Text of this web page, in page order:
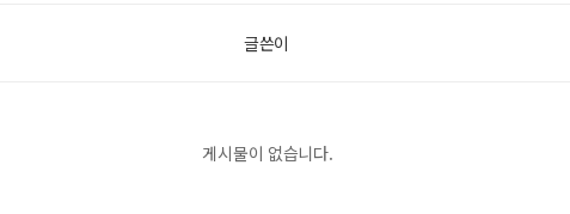
글쓴이
게시물이 없습니다.